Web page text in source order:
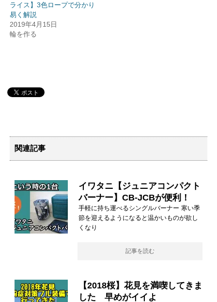
ライス】3色ロープで分かり
易く解説
2019年4月15日
輪を作る
関連記事
イワタニ【ジュニアコンパクト
バーナー】CB-JCBが便利！
手軽に持ち運べるシングルバーナー 寒い季
節を迎えるようになると温かいものが欲し
くなり
記事を読む
【2018桜】花見を満喫してきま
した 早めがイイよ